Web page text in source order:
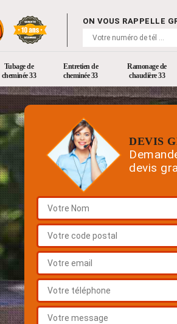
ON VOUS RAPPELLE
Tubage de
cheminée 33
Entretien de
cheminée 33
Ramonage de
chaudière 33
DEVIS
devis